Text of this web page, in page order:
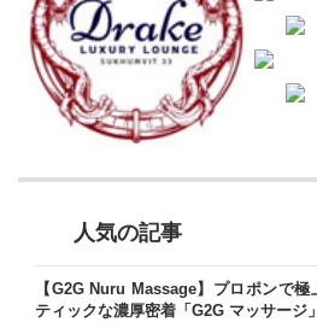
人気の記事
【G2G Nuru Massage】プロポンで
ティックな濃厚密着「G2G マッサージ